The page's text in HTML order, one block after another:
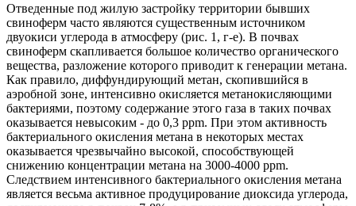
Отведенные под жилую застройку территории бывших
свиноферм часто являются существенным источником
двуокиси углерода в атмосферу (рис. 1, г-е). В почвах
свиноферм скапливается большое количество органического
вещества, разложение которого приводит к генерации метана.
Как правило, диффундирующий метан, скопившийся в
аэробной зоне, интенсивно окисляется метанокисляющими
бактериями, поэтому содержание этого газа в таких почвах
оказывается невысоким - до 0,3 ррm. При этом активность
бактериального окисления метана в некоторых местах
оказывается чрезвычайно высокой, способствующей
снижению концентрации метана на 3000-4000 ррm.
Следствием интенсивного бактериального окисления метана
является весьма активное продуцирование диоксида углерода,